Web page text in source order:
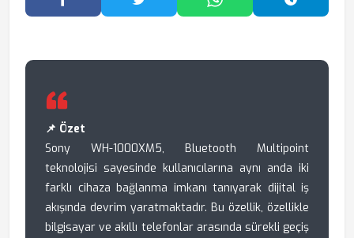
Facebook'ta PaylaşTwitter'da PaylaşWhatsApp'ta Paylaş
📌 Özet
Sony WH-1000XM5, Bluetooth Multipoint
teknolojisi sayesinde kullanıcılarına aynı anda iki
farklı cihaza bağlanma imkanı tanıyarak dijital iş
akışında devrim yaratmaktadır. Bu özellik, özellikle
bilgisayar ve akıllı telefonlar arasında sürekli geçiş